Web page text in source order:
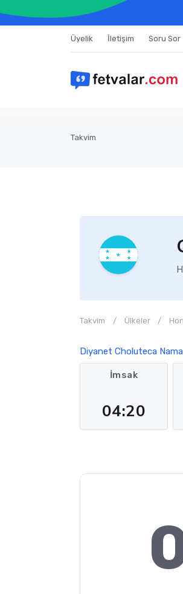
Üyelik İletişim Soru Sor
Takvim
Takvim Ülkeler
Diyanet Choluteca
İmsak
04:20